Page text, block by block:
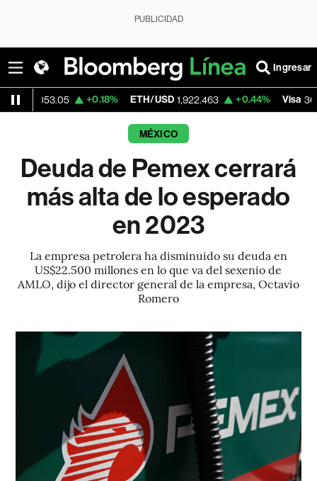
PUBLICIDAD
Ingresar
+0.18% ETH/USD 1,922.463 +0.44% Visa 362.50 -
MÉXICO
Deuda de Pemex cerrará
más alta de lo esperado
en 2023
La empresa petrolera ha disminuido su deuda en
US$22.500 millones en lo que va del sexenio de
AMLO, dijo el director general de la empresa, Octavio
Romero